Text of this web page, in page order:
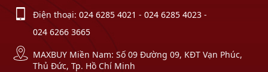
Điện thoại: 024 6285 4021 - 024 6285 4023 -
024 6266 3665
MAXBUY Miền Nam: Số 09 Đường 09, KĐT Vạn Phúc,
Thủ Đức, Tp. Hồ Chí Minh